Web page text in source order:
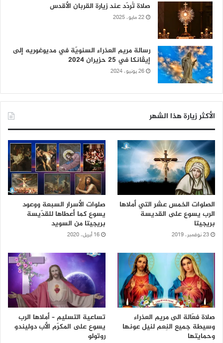
صلاة تُردّد عند زيارة القربان الأقدس
22 مايو، 2025
رسالة مريم العذراء السنويّة في مديوغوريه إلى
إيڤانكا في 25 حزيران 2024
26 يونيو، 2024
الأكثر زيارة هذا الشهر
الصلوات الخمس عشر التي أملاها
الرب يسوع على القديسة
بريجيتا
23 نوفمبر، 2019
صلوات الأسرار السبعة ووعود
يسوع كما أعطاها للقدّيسة
بريجيتا من السويد
16 أبريل، 2020
صلاة فعّالة الى مريم العذراء
وسيطة جميع النِعم لنيل عونها
وحمايتها
تساعية التسليم – أملاها الرب
يسوع على المكرّم الأب دوليندو
روتولو